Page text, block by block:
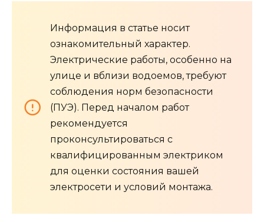
Информация в статье носит
ознакомительный характер.
Электрические работы, особенно на
улице и вблизи водоемов, требуют
соблюдения норм безопасности
(ПУЭ). Перед началом работ
рекомендуется
проконсультироваться с
квалифицированным электриком
для оценки состояния вашей
электросети и условий монтажа.